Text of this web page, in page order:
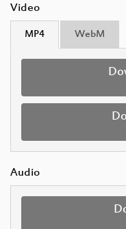
Video
MP4 WebM
Audio